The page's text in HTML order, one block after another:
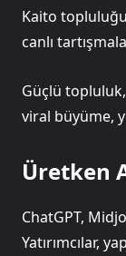
Kaito
canlı
Güçlü
viral büyüme,
Üretken
ChatGPT,
Yatırımcılar,